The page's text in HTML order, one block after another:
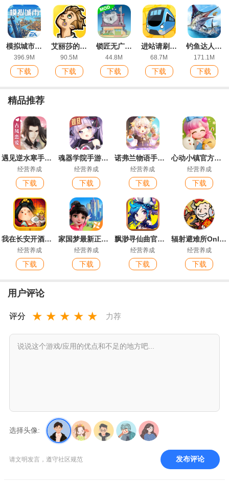
模拟城市我是市长最新版
396.9M
下载
艾丽莎的国度官方版
90.5M
下载
锁匠无广告版
44.8M
下载
进站请刷卡破解版
68.7M
下载
钓鱼达人最新ios版
171.1M
下载
精品推荐
遇见逆水寒手游最新版
经营养成
下载
魂器学院手游最新版
经营养成
下载
诺弗兰物语手游安卓版
经营养成
下载
心动小镇官方正版
经营养成
下载
我在长安开酒肆手游
经营养成
下载
家国梦最新正版手游
经营养成
下载
飘渺寻仙曲官方版
经营养成
下载
辐射避难所Online官方版本
经营养成
下载
用户评论
评分 ★ ★ ★ ★ ★ 力荐
选择头像:
请文明发言，遵守社区规范 发布评论